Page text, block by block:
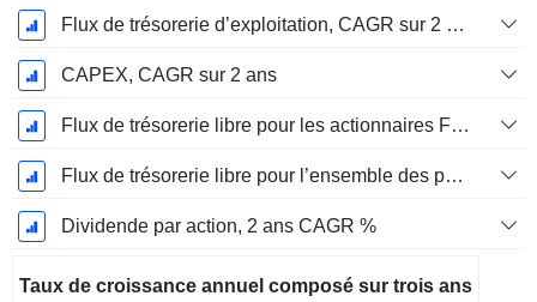
Flux de trésorerie d’exploitation, CAGR sur 2 ans
CAPEX, CAGR sur 2 ans
Flux de trésorerie libre pour les actionnaires FCFE, CAGR sur 2 ans
Flux de trésorerie libre pour l’ensemble des pourvoyeurs de fonds (créanciers et actionnaires) FCFF, CAGR sur 2 ans
Dividende par action, 2 ans CAGR %
Taux de croissance annuel composé sur trois ans